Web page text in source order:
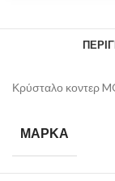
Κρύσταλο κοντερ
ΜΆΡΚΑ